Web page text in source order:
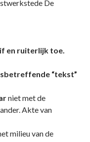
De
en ruiterlijk toe.
“tekst”
niet met de
Akte van
milieu van de